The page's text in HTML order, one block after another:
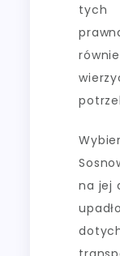
tych
na jej